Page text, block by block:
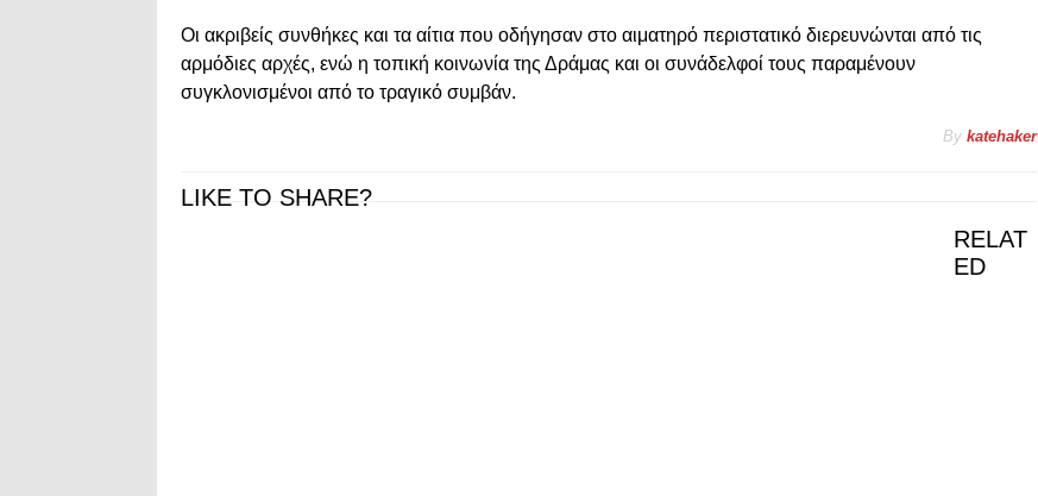
Οι ακριβείς συνθήκες και τα αίτια που οδήγησαν στο αιματηρό περιστατικό διερευνώνται από τις
αρμόδιες αρχές, ενώ η τοπική κοινωνία της Δράμας και οι συνάδελφοί τους παραμένουν
συγκλονισμένοι από το τραγικό συμβάν.
By katehaker
LIKE TO SHARE?
RELAT
ED